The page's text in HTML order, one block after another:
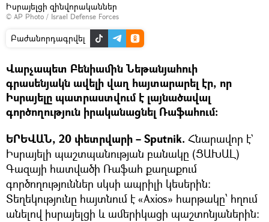
Իսրայելցի զինվորականներ
© AP Photo / Israel Defense Forces
Բաժանորդագրվել
Վարչապետ Բենիամին Նեթանյահուի
գրասենյակն ավելի վաղ հայտարարել էր, որ
Իսրայելը պատրաստվում է լայնածավալ
գործողություն իրականացնել Ռաֆահում:
ԵՐԵՎԱՆ, 20 փետրվարի – Sputnik. Հնարավոր է`
Իսրայելի պաշտպանության բանակը (ՑԱԽԱԼ)
Գազայի հատվածի Ռաֆահ քաղաքում
գործողություններ սկսի ապրիլի կեսերին։
Տեղեկությունը հայտնում է «Axios» հարթակը՝ հղում
անելով իսրայելցի և ամերիկացի պաշտոնյաներին: